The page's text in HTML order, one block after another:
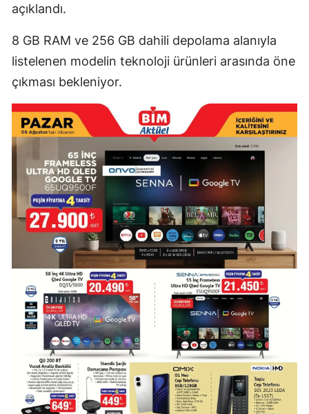
açıklandı.
8 GB RAM ve 256 GB dahili depolama alanıyla
listelenen modelin teknoloji ürünleri arasında öne
çıkması bekleniyor.